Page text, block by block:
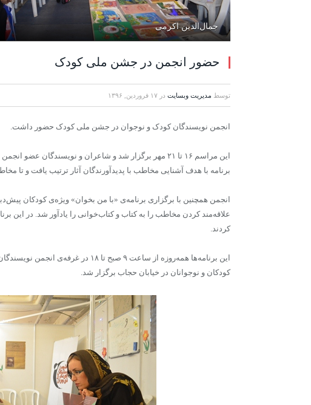
جمال‌الدین اکرمی
حضور انجمن در جشن ملی کودک
توسط مدیریت وبسایت در ۱۷ فروردین, ۱۳۹۶
انجمن نویسندگان کودک و نوجوان در جشن ملی کودک حضور داشت.
این مراسم ۱۶ تا ۲۱ مهر برگزار شد و شاعران و نویسندگان
برنامه‌ با هدف آشنایی مخاطب با پدیدآورندگان آثار ترتیب یافت و تا
انجمن همچنین با برگزاری برنامه‌ی «با من بخوان» ویژه‌ی کودکان
علاقه‌مند کردن مخاطب را به کتاب و کتاب‌خوانی را یادآور شد. در این
کردند.
این برنامه‌ها همه‌روزه از ساعت ۹ صبح
کودکان و نوجوانان در خیابان حجاب برگزار شد.